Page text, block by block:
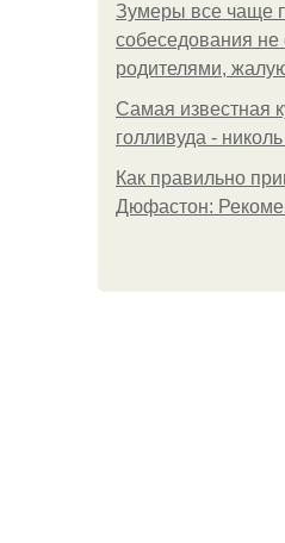
Зумеры все чаще
собеседования не
родителями,
Самая известная
голливуда -
Как правильно
Дюфастон: